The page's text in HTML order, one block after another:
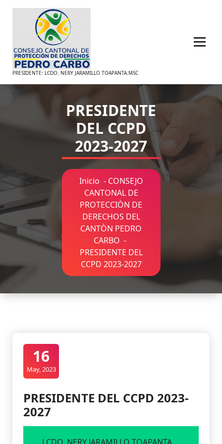
Saltar
contenido
PRESIDENTE: LCDO. NERY JARAMILLO TOAPANTA.MSC
PRESIDENTE
DEL CCPD
2023-2027
Inicio - CONSEJO
CANTONAL DE
PROTECCIÒN DE
DERECHOS DEL
CANTÒN PEDRO
CARBO -
PRESIDENTE DEL
CCPD 2023-2027
16
May, 2023
PRESIDENTE DEL CCPD 2023-
2027
LCDO. NERY JARAMILLO TOAPANTA.